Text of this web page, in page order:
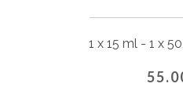
1 x 15 ml - 1 x